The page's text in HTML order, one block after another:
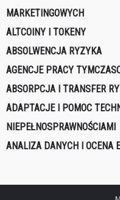
MARKETINGOWYCH
ALTCOINY I TOKENY
ABSOLWENCJA RYZYKA
AGENCJE PRACY
ABSORPCJA I TRANSFER
ADAPTACJE I POMOC
NIEPEŁNOSPRAWNOŚCIAMI
ANALIZA DANYCH I OCENA